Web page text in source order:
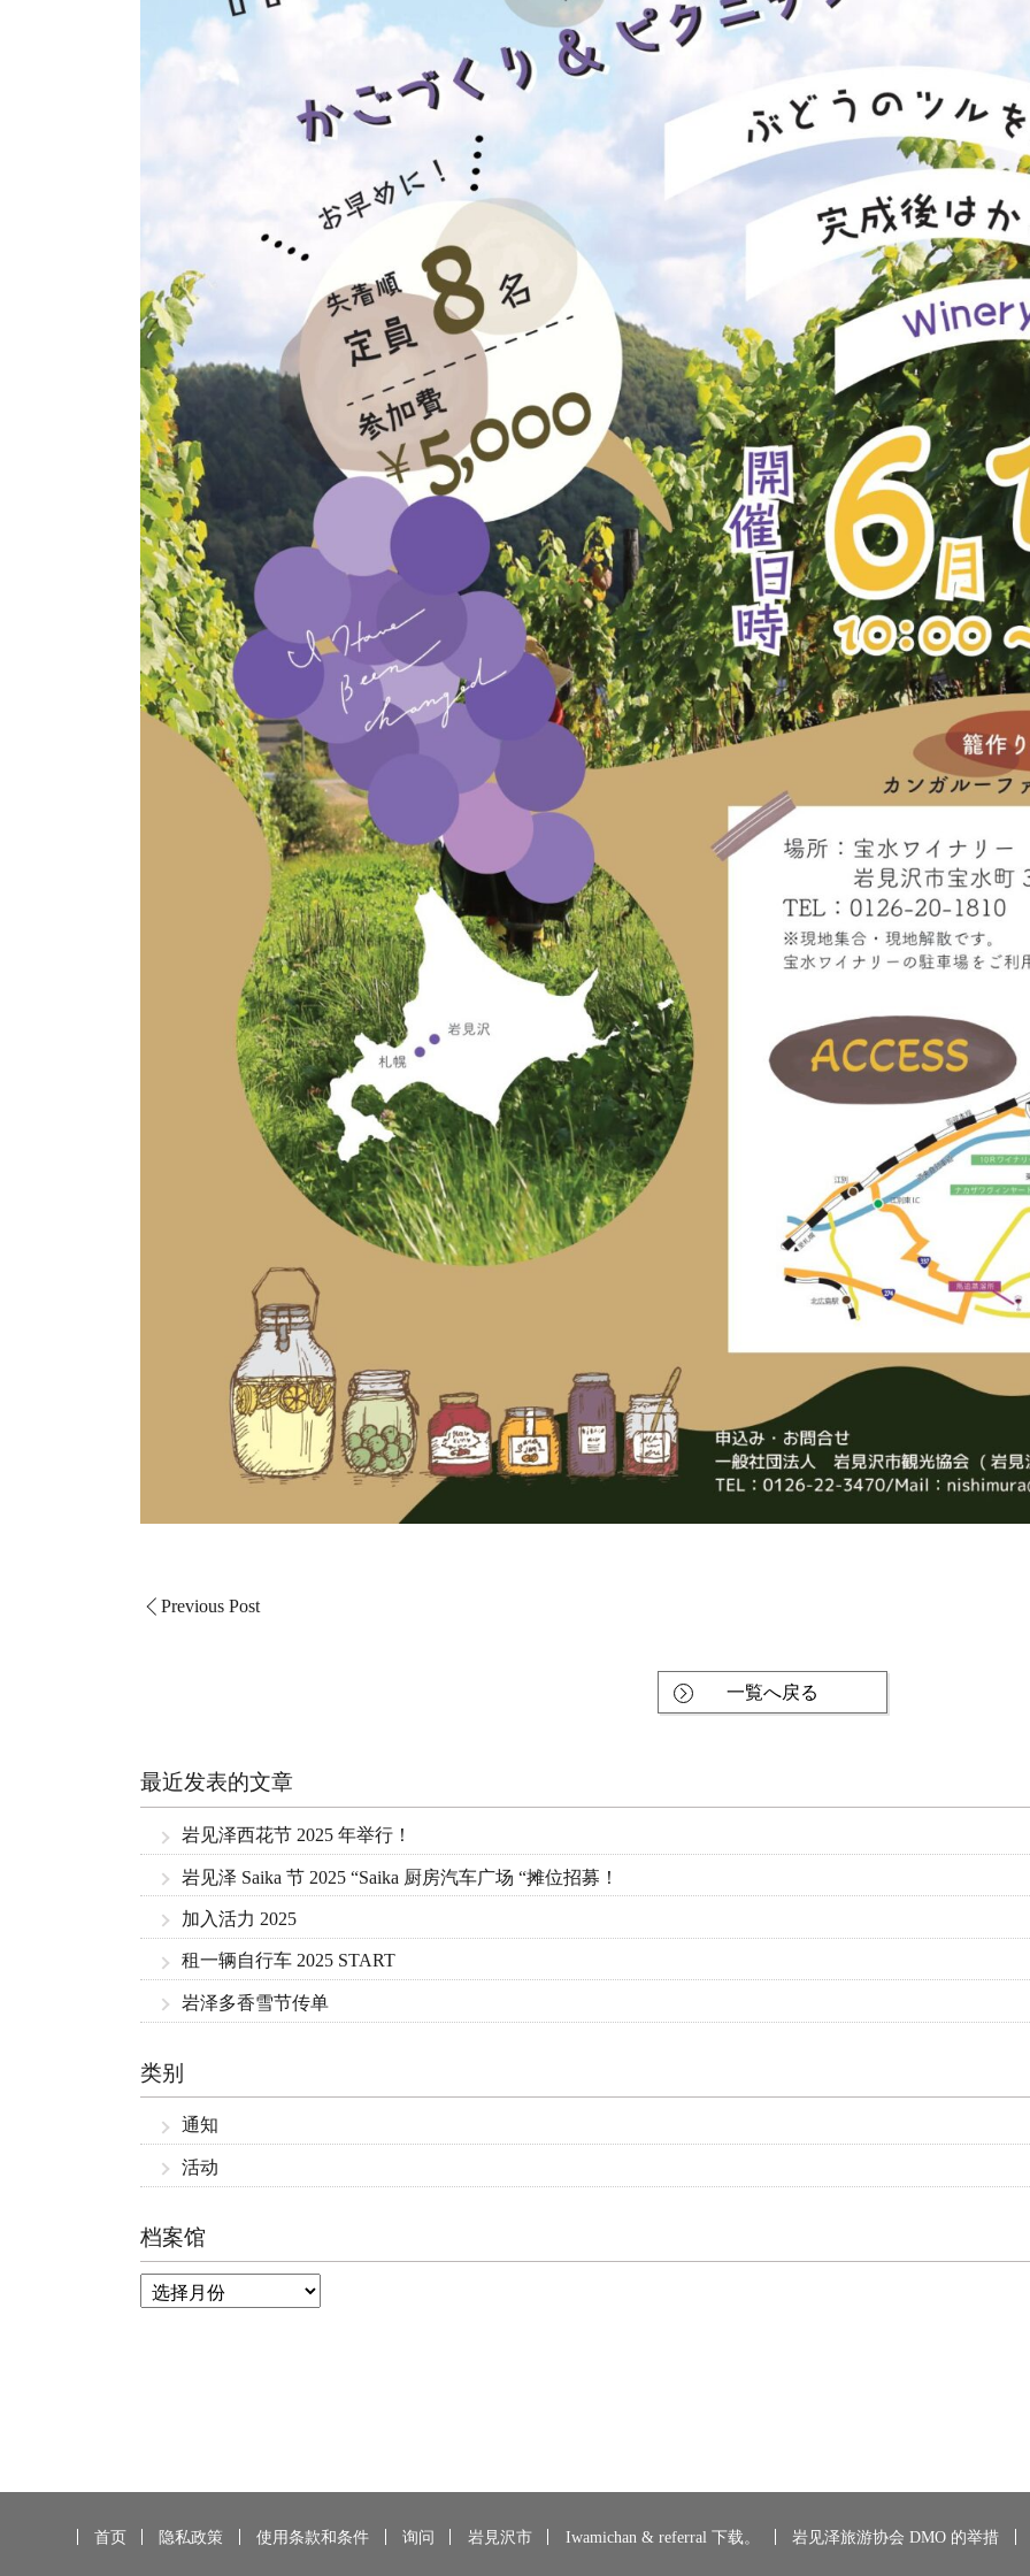
Previous Post
一覧へ戻る
最近发表的文章
岩见泽西花节 2025 年举行！
岩见泽 Saika 节 2025 “Saika 厨房汽车广场 “摊位招募！
加入活力 2025
租一辆自行车 2025 START
岩泽多香雪节传单
类别
通知
活动
档案馆
首页 隐私政策 使用条款和条件 询问 岩見沢市 Iwamichan & referral 下载。 岩见泽旅游协会 DMO 的举措